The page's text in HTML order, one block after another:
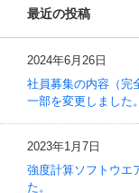
最近の投稿
2024年6月26日
社員募集の内容（完
一部を変更しました。
2023年1月7日
強度計算ソフトウエ
た。